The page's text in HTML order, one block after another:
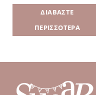
ΔΙΑΒΆΣΤΕ
ΠΕΡΙΣΣΌΤΕΡΑ